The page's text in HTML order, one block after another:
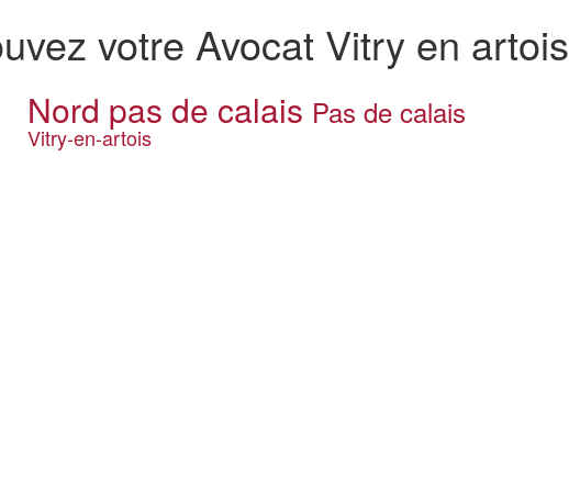
votre Avocat Vitry en artois
Nord pas de calais Pas de calais
Vitry-en-artois